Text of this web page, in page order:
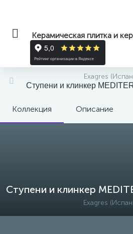
Керамическая плитка и
Exagres
Ступени и клинкер
Коллекция Описание
Ступени и клинкер
Exagres